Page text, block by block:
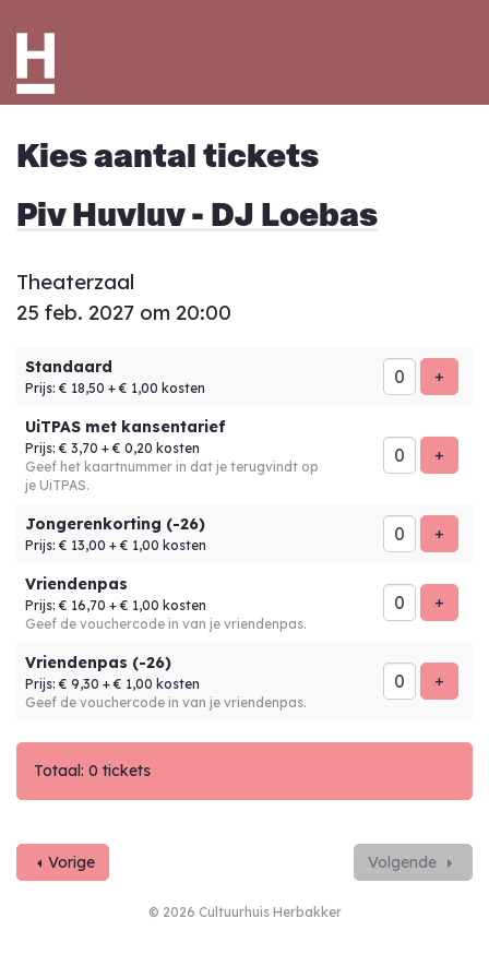
Kies aantal tickets
Piv Huvluv- DJ Loebas
Theaterzaal
25 feb. 2027 om 20:00
tickets
Standaard
Prijs: € 18,50 + € 1,00 kosten
+
UiTPAS met kansentarief
Prijs: € 3,70 + € 0,20 kosten
Geef het kaartnummer in dat je terugvindt op
je UiTPAS.
+
Jongerenkorting (-26)
Prijs: € 13,00 + € 1,00 kosten
+
Vriendenpas
Prijs: € 16,70 + € 1,00 kosten
Geef de vouchercode in van je vriendenpas.
+
Vriendenpas (-26)
Prijs: € 9,30 + € 1,00 kosten
Geef de vouchercode in van je vriendenpas.
+
Totaal: 0 tickets
Vorige Volgende
© 2026 Cultuurhuis Herbakker